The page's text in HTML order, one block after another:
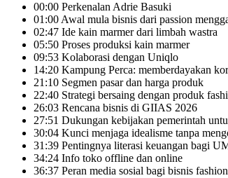
00:00 Perkenalan Adrie Basuki
01:00 Awal mula bisnis dari passion
02:47 Ide kain marmer dari limbah wastra
05:50 Proses produksi kain marmer
09:53 Kolaborasi dengan Uniqlo
14:20 Kampung Perca: memberdayakan
21:10 Segmen pasar dan harga produk
22:40 Strategi bersaing dengan produk
26:03 Rencana bisnis di GIIAS 2026
27:51 Dukungan kebijakan pemerintah
30:04 Kunci menjaga idealisme tanpa
31:39 Pentingnya literasi keuangan bagi
34:24 Info toko offline dan online
36:37 Peran media sosial bagi bisnis fashion